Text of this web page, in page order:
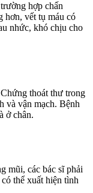
hợp chấn
hơn, vết tụ máu có
nhức, khó chịu cho
thoát thư trong
và vận mạch. Bệnh
ở chân.
mũi, các bác sĩ phải
thể xuất hiện tình